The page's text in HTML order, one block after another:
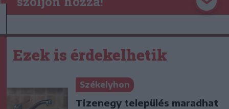
Ezek is érdekelhetik
Székelyhon
Tizenegy település maradhat